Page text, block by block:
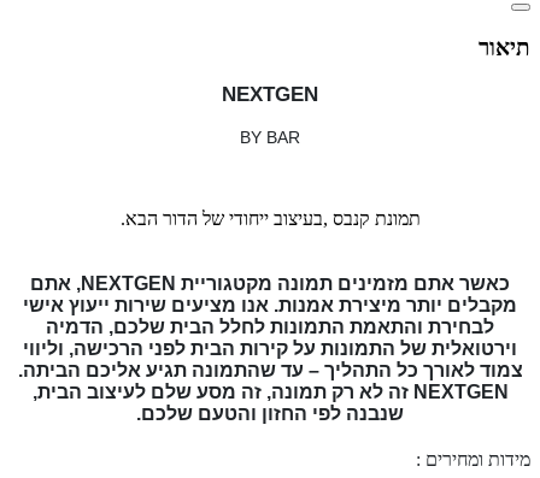
תיאור
NEXTGEN
BY BAR
תמונת קנבס ,בעיצוב ייחודי של הדור הבא.
כאשר אתם מזמינים תמונה מקטגוריית NEXTGEN, אתם
מקבלים יותר מיצירת אמנות. אנו מציעים שירות ייעוץ אישי
לבחירת והתאמת התמונות לחלל הבית שלכם, הדמיה
וירטואלית של התמונות על קירות הבית לפני הרכישה, וליווי
צמוד לאורך כל התהליך – עד שהתמונה תגיע אליכם הביתה.
NEXTGEN זה לא רק תמונה, זה מסע שלם לעיצוב הבית,
שנבנה לפי החזון והטעם שלכם.
מידות ומחירים :